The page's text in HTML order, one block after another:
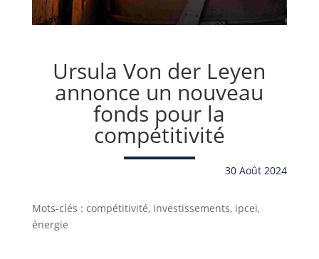
Ursula Von der Leyen
annonce un nouveau
fonds pour la
compétitivité
30 Août 2024
Mots-clés : compétitivité, investissements, ipcei,
énergie